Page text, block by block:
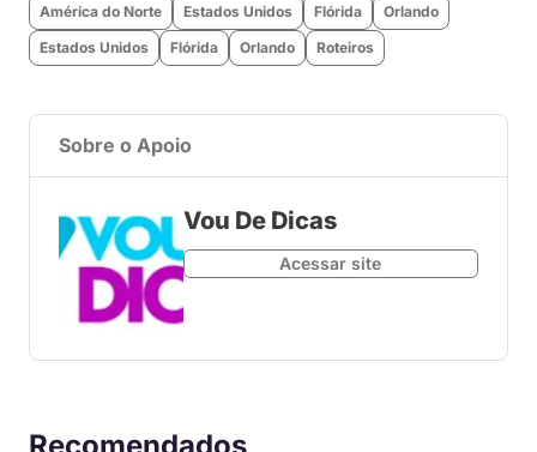
América do Norte Estados Unidos Flórida
Orlando
Estados Unidos
Flórida Orlando Roteiros
Sobre o Apoio
Vou De Dicas
Acessar site
Recomendados